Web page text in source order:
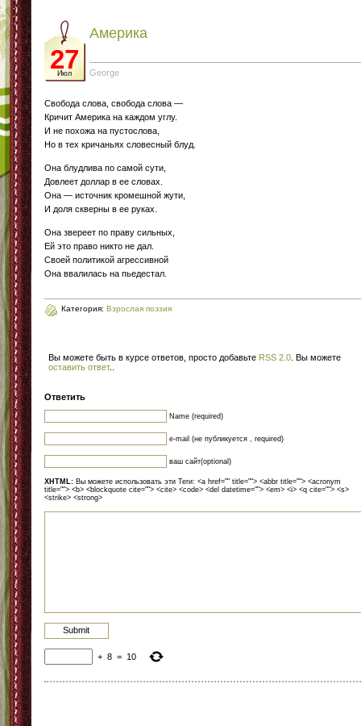
27
Июл
Америка
George
Свобода слова, свобода слова —
Кричит Америка на каждом углу.
И не похожа на пустослова,
Но в тех кричаньях словесный блуд.
Она блудлива по самой сути,
Довлеет доллар в ее словах.
Она — источник кромешной жути,
И доля скверны в ее руках.
Она звереет по праву сильных,
Ей это право никто не дал.
Своей политикой агрессивной
Она ввалилась на пьедестал.
Категория: Взрослая поэзия
Вы можете быть в курсе ответов, просто добавьте RSS 2.0 . Вы можете
оставить ответ.
Ответить
Name (required)
e-mail (не публикуется , required)
ваш сайт(optional)
XHTML: Вы можете использовать эти Теги: <a href="" title=""> <abbr title=""> <acronym
title=""> <b> <blockquote cite=""> <cite> <code> <del datetime=""> <em> <i> <q cite=""> <s>
<strike> <strong>
+ 8 = 10